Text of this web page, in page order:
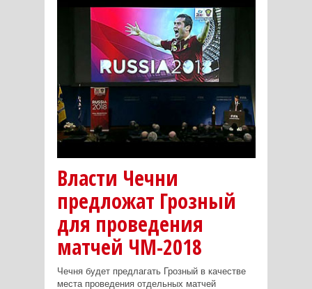
Власти Чечни
предложат Грозный
для проведения
матчей ЧМ-2018
Чечня будет предлагать Грозный в качестве
места проведения отдельных матчей